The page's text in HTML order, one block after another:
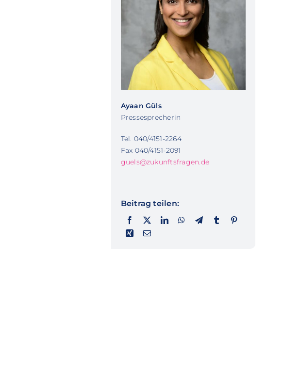
Ayaan Güls
Pressesprecherin
Tel. 040/4151-2264
Fax 040/4151-2091
guels@zukunftsfragen.de
Beitrag teilen: